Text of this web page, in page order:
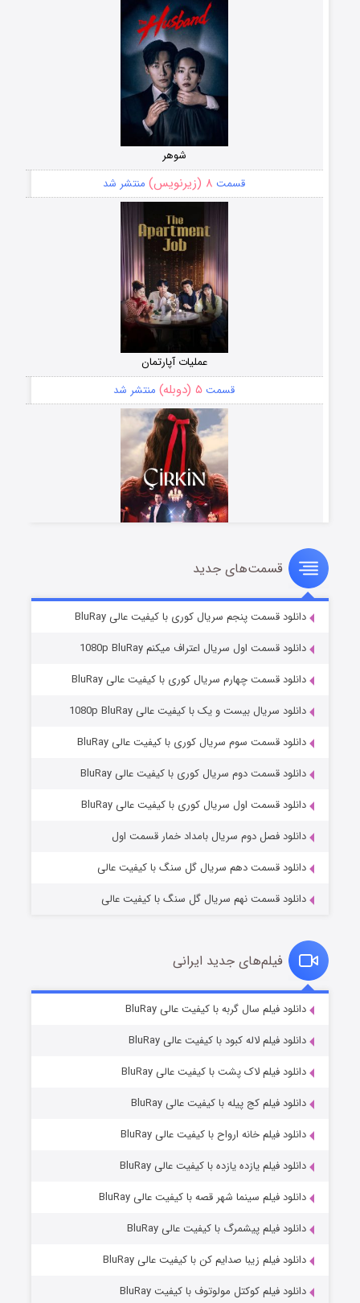
شوهر
قسمت ۸ (زیرنویس) منتشر شد
عملیات آپارتمان
قسمت ۵ (دوبله) منتشر شد
سریال زشت
قسمت۲ (زیرنویس) منتشر شد
مردگان متحرک: شهر مرده ۳
قسمت۲ (زیرنویس) منتشر شد
قسمت۷ (زیرنویس) منتشر شد
قسمت‌های جدید
دانلود قسمت پنجم سریال کوری با کیفیت عالی BluRay
دانلود قسمت اول سریال اعتراف میکنم 1080p BluRay
دانلود قسمت چهارم سریال کوری با کیفیت عالی BluRay
دانلود سریال بیست و یک با کیفیت عالی 1080p BluRay
دانلود قسمت سوم سریال کوری با کیفیت عالی BluRay
دانلود قسمت دوم سریال کوری با کیفیت عالی BluRay
دانلود قسمت اول سریال کوری با کیفیت عالی BluRay
دانلود فصل دوم سریال بامداد خمار قسمت اول
دانلود قسمت دهم سریال گل سنگ با کیفیت عالی
دانلود قسمت نهم سریال گل سنگ با کیفیت عالی
فیلم‌های جدید ایرانی
دانلود فیلم سال گربه با کیفیت عالی BluRay
دانلود فیلم لاله کبود با کیفیت عالی BluRay
دانلود فیلم لاک پشت با کیفیت عالی BluRay
دانلود فیلم کج‌ پیله با کیفیت عالی BluRay
دانلود فیلم خانه ارواح با کیفیت عالی BluRay
دانلود فیلم یازده یازده با کیفیت عالی BluRay
دانلود فیلم سینما شهر قصه با کیفیت عالی BluRay
دانلود فیلم پیشمرگ با کیفیت عالی BluRay
دانلود فیلم زیبا صدایم کن با کیفیت عالی BluRay
دانلود فیلم کوکتل مولوتوف با کیفیت BluRay